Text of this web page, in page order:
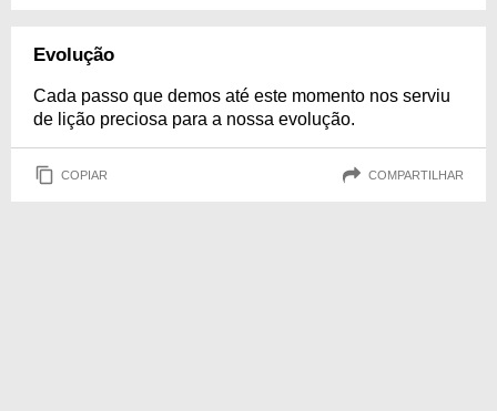
Evolução
Cada passo que demos até este momento nos serviu
de lição preciosa para a nossa evolução.
COPIAR COMPARTILHAR